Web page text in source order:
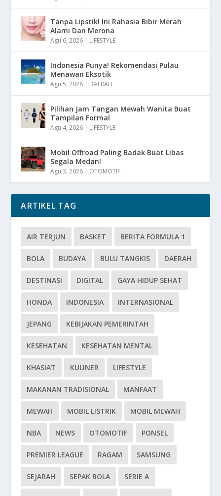
Tanpa Lipstik! Ini Rahasia Bibir Merah
Alami Dan Merona
Agu 6, 2026 | LIFESTYLE
Indonesia Punya! Rekomendasi Pulau
Menawan Eksotik
Agu 5, 2026 | DAERAH
Pilihan Jam Tangan Mewah Wanita Buat
Tampilan Formal
Agu 4, 2026 | LIFESTYLE
Mobil Offroad Paling Badak Buat Libas
Segala Medan!
Agu 3, 2026 | OTOMOTIF
ARTIKEL TAG
AIR TERJUN BASKET BERITA FORMULA 1
BOLA BUDAYA BULU TANGKIS DAERAH
DESTINASI DIGITAL GAYA HIDUP SEHAT
HONDA INDONESIA INTERNASIONAL
JEPANG KEBIJAKAN PEMERINTAH
KESEHATAN KESEHATAN MENTAL
KHASIAT KULINER LIFESTYLE
MAKANAN TRADISIONAL MANFAAT
MEWAH MOBIL LISTRIK MOBIL MEWAH
NBA NEWS OTOMOTIF PONSEL
PREMIER LEAGUE RAGAM SAMSUNG
SEJARAH SEPAK BOLA SERIE A